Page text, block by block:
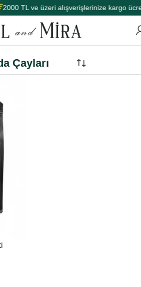
2000 TL ve üzeri alışverişlerinize kargo
Çayları